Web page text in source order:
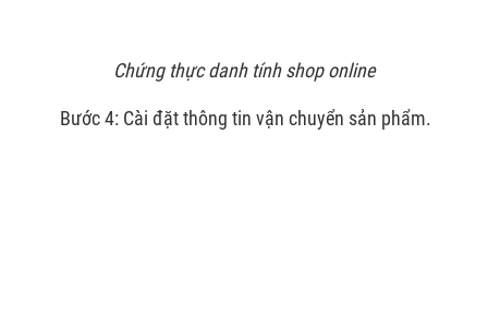
Chứng thực danh tính shop online
Bước 4: Cài đặt thông tin vận chuyển sản phẩm.